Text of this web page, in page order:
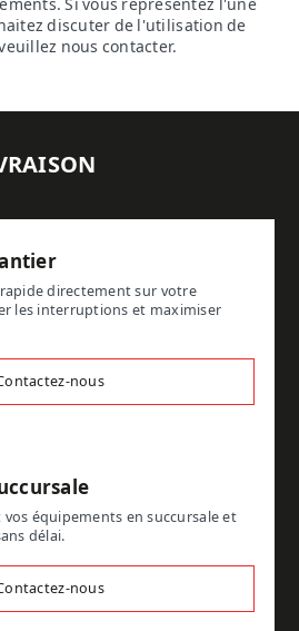
Si vous représentez l'une
discuter de l'utilisation de
nous contacter.
directement sur votre
les interruptions et maximiser
nous
équipements en succursale et
délai.
nous